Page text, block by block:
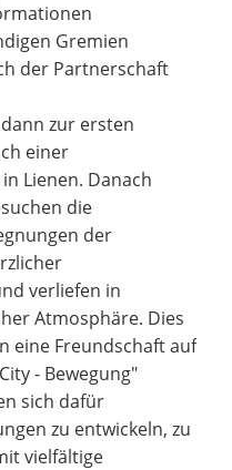
Gremien
der Partnerschaft
zur ersten
einer
Lienen. Danach
die
der
verliefen in
Atmosphäre. Dies
eine Freundschaft auf
- Bewegung"
sich dafür
zu entwickeln, zu
vielfältige